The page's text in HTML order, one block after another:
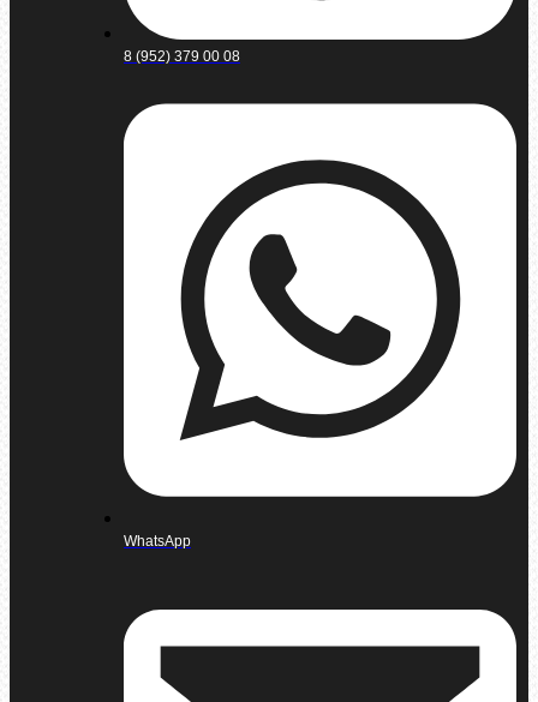
8 (952) 379 00 08
WhatsApp